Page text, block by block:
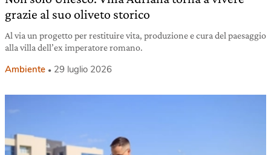
grazie al suo oliveto storico
Al via un progetto per restituire vita, produzione e cura del paesaggio
alla villa dell’ex imperatore romano.
Ambiente 29 luglio 2026